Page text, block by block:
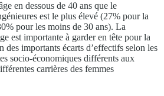
en dessous de 40 ans que le
est le plus élevé (27% pour la
pour les moins de 30 ans). La
est importante à garder en tête pour la
des importants écarts d’effectifs selon les
socio-économiques différents aux
carrières des femmes